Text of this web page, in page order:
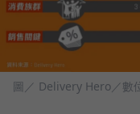
圖／ Delivery Hero／數